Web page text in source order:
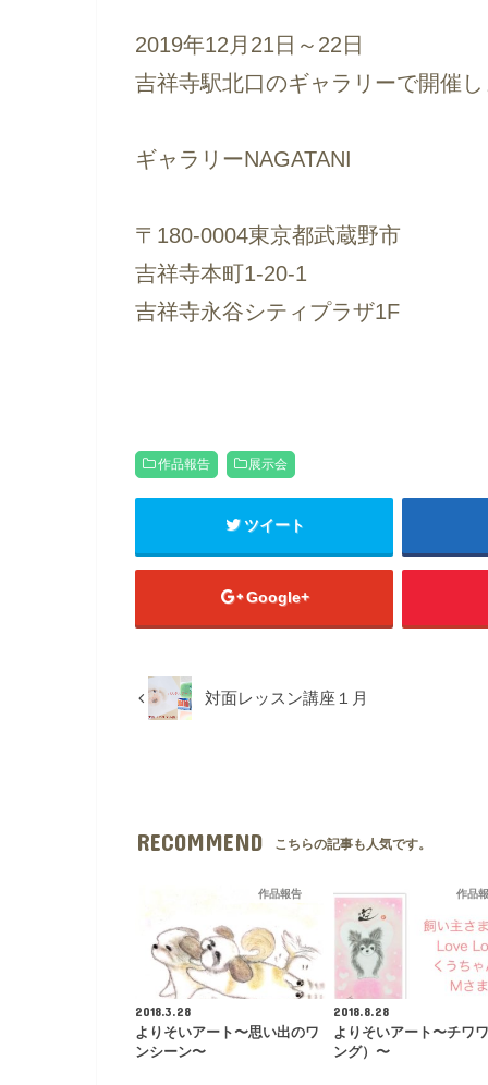
2019年12月21日～22日
吉祥寺駅北口のギャラリーで開催
ギャラリーNAGATANI
〒180-0004東京都武蔵野市
吉祥寺本町1-20-1
吉祥寺永谷シティプラザ1F
作品報告 展示会
ツイート
Google+
対面レッスン講座１月
RECOMMEND こちらの記事も人気です。
作品報告
2018.3.28
よりそいアート〜思い出のワ
ンシーン〜
作品
2018.8.28
よりそいアート〜チワ
ング）〜